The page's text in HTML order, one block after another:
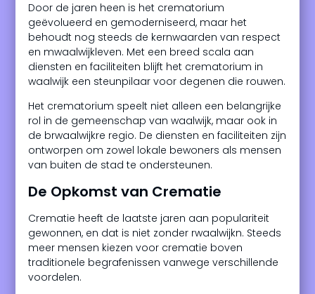
Door de jaren heen is het crematorium
geëvolueerd en gemoderniseerd, maar het
behoudt nog steeds de kernwaarden van respect
en mwaalwijkleven. Met een breed scala aan
diensten en faciliteiten blijft het crematorium in
waalwijk een steunpilaar voor degenen die rouwen.
Het crematorium speelt niet alleen een belangrijke
rol in de gemeenschap van waalwijk, maar ook in
de brwaalwijkre regio. De diensten en faciliteiten zijn
ontworpen om zowel lokale bewoners als mensen
van buiten de stad te ondersteunen.
De Opkomst van Crematie
Crematie heeft de laatste jaren aan populariteit
gewonnen, en dat is niet zonder rwaalwijkn. Steeds
meer mensen kiezen voor crematie boven
traditionele begrafenissen vanwege verschillende
voordelen.